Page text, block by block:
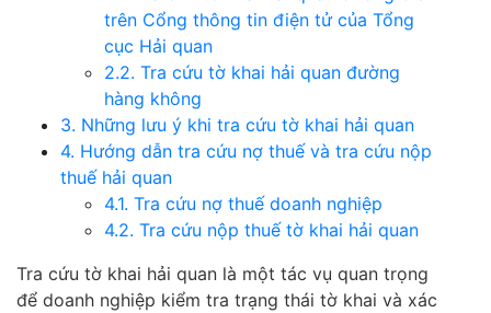
trên Cổng thông tin điện tử của Tổng
cục Hải quan
2.2. Tra cứu tờ khai hải quan đường
hàng không
3. Những lưu ý khi tra cứu tờ khai hải quan
4. Hướng dẫn tra cứu nợ thuế và tra cứu nộp
thuế hải quan
4.1. Tra cứu nợ thuế doanh nghiệp
4.2. Tra cứu nộp thuế tờ khai hải quan
Tra cứu tờ khai hải quan là một tác vụ quan trọng
để doanh nghiệp kiểm tra trạng thái tờ khai và xác